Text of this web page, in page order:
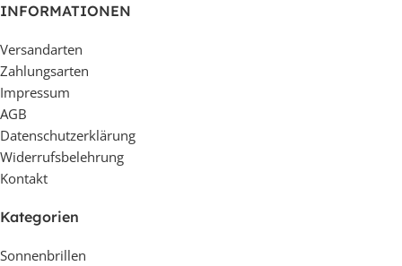
INFORMATIONEN
Versandarten
Zahlungsarten
Impressum
AGB
Datenschutzerklärung
Widerrufsbelehrung
Kontakt
Kategorien
Sonnenbrillen